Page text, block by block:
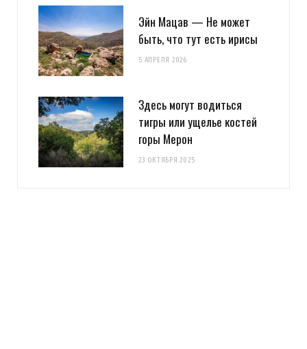
Эйн Мацав — Не может
быть, что тут есть ирисы
5 АПРЕЛЯ 2026
Здесь могут водиться
тигры или ущелье костей
горы Мерон
23 ОКТЯБРЯ 2025